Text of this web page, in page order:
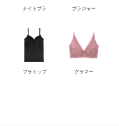
ナイトブラ ブラジャー
ブラトップ グラマー